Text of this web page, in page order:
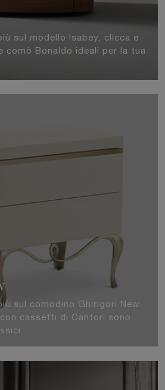
sul modello Isabey, clicca e
comò Bonaldo ideali per la tua
sul comodino Ghirigori New:
cassetti di Cantori sono